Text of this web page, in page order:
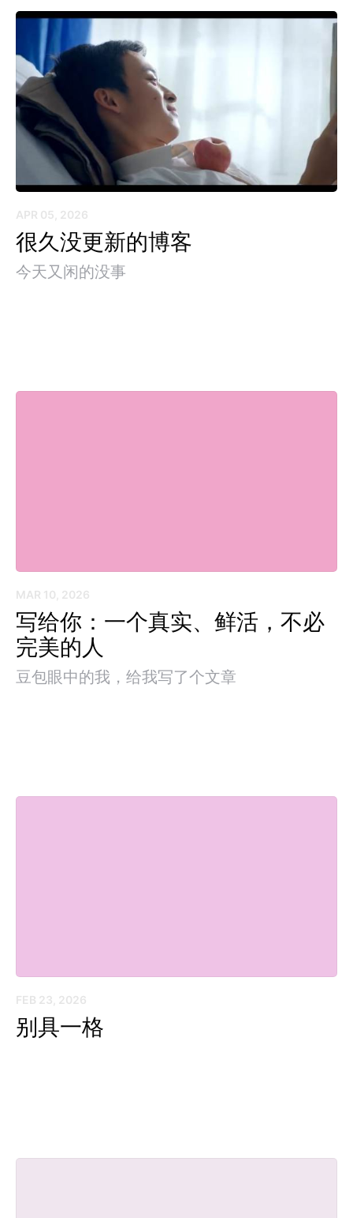
APR 05, 2026
很久没更新的博客
今天又闲的没事
MAR 10, 2026
写给你：一个真实、鲜活，不必
完美的人
豆包眼中的我，给我写了个文章
FEB 23, 2026
别具一格